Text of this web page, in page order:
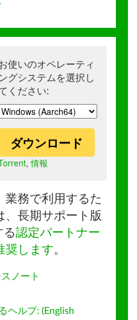
使いのオペレーティ
ングシステムを選択し
ください:
ダウンロード
,情報
業務で利用するた
、長期サポート版
る認定パートナー
奨します。
ノート
ヘルプ: (English